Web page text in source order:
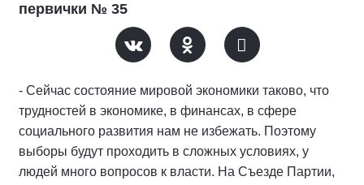
первички № 35
- Сейчас состояние мировой экономики таково, что
трудностей в экономике, в финансах, в сфере
социального развития нам не избежать. Поэтому
выборы будут проходить в сложных условиях, у
людей много вопросов к власти. На Съезде Партии,